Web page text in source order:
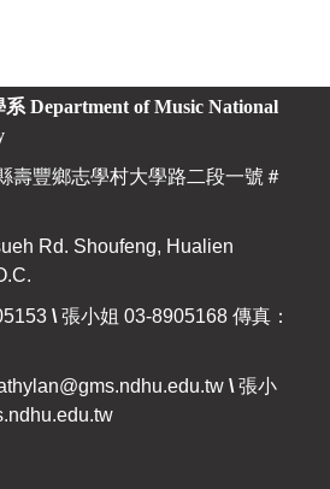
系 Department of Music National
壽豐鄉志學村大學路二段一號＃
Rd. Shoufeng, Hualien
\ 張小姐 03-8905168 傳真：
\ 張小